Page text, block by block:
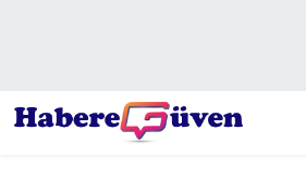
Yazarlar
Hava Durumu